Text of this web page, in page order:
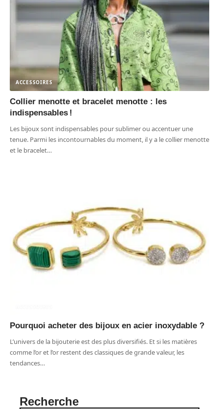
ACCESSOIRES
Collier menotte et bracelet menotte : les
indispensables !
Les bijoux sont indispensables pour sublimer ou accentuer une
tenue. Parmi les incontournables du moment, il y a le collier menotte
et le bracelet…
Pourquoi acheter des bijoux en acier inoxydable ?
L’univers de la bijouterie est des plus diversifiés. Et si les matières
comme l’or et l’or restent des classiques de grande valeur, les
tendances…
Recherche